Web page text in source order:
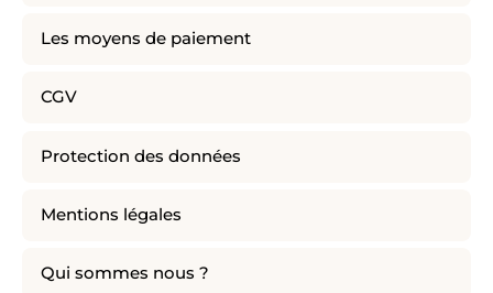
Les moyens de paiement
CGV
Protection des données
Mentions légales
Qui sommes nous ?